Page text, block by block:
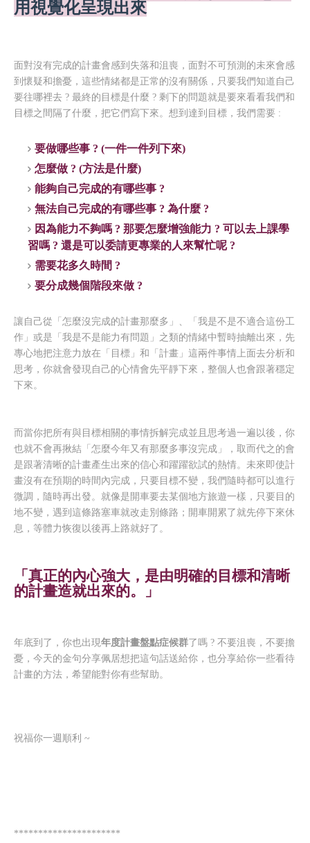
用視覺化呈現出來
面對沒有完成的計畫會感到失落和沮喪，面對不可預測的未來會感
到懷疑和擔憂，這些情緒都是正常的沒有關係，只要我們知道自己
要往哪裡去 ? 最終的目標是什麼 ? 剩下的問題就是要來看看我們和
目標之間隔了什麼，把它們寫下來。想到達到目標，我們需要 :
要做哪些事 ? (一件一件列下來)
怎麼做 ? (方法是什麼)
能夠自己完成的有哪些事 ?
無法自己完成的有哪些事 ? 為什麼 ?
因為能力不夠嗎 ? 那要怎麼增強能力 ? 可以去上課學
習嗎 ? 還是可以委請更專業的人來幫忙呢 ?
需要花多久時間 ?
要分成幾個階段來做 ?
讓自己從「怎麼沒完成的計畫那麼多」、「我是不是不適合這份工
作」或是「我是不是能力有問題」之類的情緒中暫時抽離出來，先
專心地把注意力放在「目標」和「計畫」這兩件事情上面去分析和
思考，你就會發現自己的心情會先平靜下來，整個人也會跟著穩定
下來。
而當你把所有與目標相關的事情拆解完成並且思考過一遍以後，你
也就不會再揪結「怎麼今年又有那麼多事沒完成」，取而代之的會
是跟著清晰的計畫產生出來的信心和躍躍欲試的熱情。未來即使計
畫沒有在預期的時間內完成，只要目標不變，我們隨時都可以進行
微調，隨時再出發。就像是開車要去某個地方旅遊一樣，只要目的
地不變，遇到這條路塞車就改走別條路；開車開累了就先停下來休
息，等體力恢復以後再上路就好了。
「真正的內心強大，是由明確的目標和清晰
的計畫造就出來的。」
年底到了，你也出現年度計畫盤點症候群了嗎 ? 不要沮喪，不要擔
憂，今天的金句分享佩居想把這句話送給你，也分享給你一些看待
計畫的方法，希望能對你有些幫助。
祝福你一週順利 ~
**********************